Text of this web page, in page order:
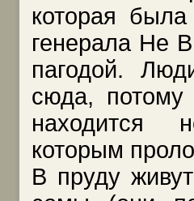
которая
генерала Не
пагодой.
сюда, потому
находится
которым
В пруду